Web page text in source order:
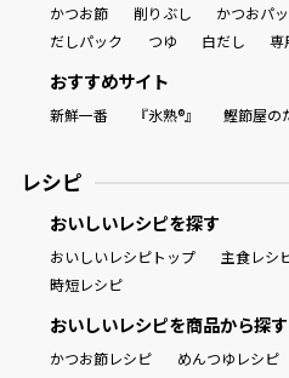
かつお節 削りぶし かつおパ
だしパック
つゆ 白だし 専
おすすめサイト
新鮮一番 『氷熟®』 鰹節屋の
レシピ
おいしいレシピを探す
おいしいレシピトップ 主食レシ
時短レシピ
おいしいレシピを商品から探す
かつお節レシピ めんつゆレシピ